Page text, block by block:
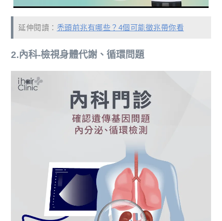
延伸閱讀： 禿頭前兆有哪些？4個可能徵兆帶你看
2.內科-檢視身體代謝、循環問題